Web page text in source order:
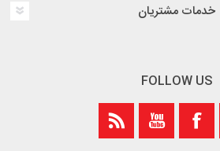
خدمات مشتریان
FOLLOW US